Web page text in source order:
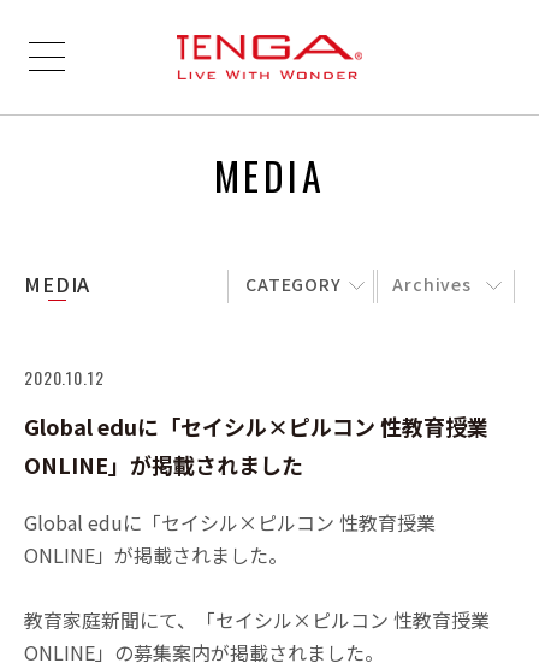
MEDIA
MEDIA CATEGORY Archives
2020.10.12
Global eduに「セイシル×ピルコン 性教育授業
ONLINE」が掲載されました
Global eduに「セイシル×ピルコン 性教育授業
ONLINE」が掲載されました。
教育家庭新聞にて、「セイシル×ピルコン 性教育授業
ONLINE」の募集案内が掲載されました。